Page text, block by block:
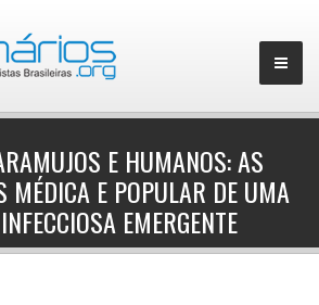
▼
E HUMANOS: AS
MÉDICA E POPULAR DE UMA
EMERGENTE